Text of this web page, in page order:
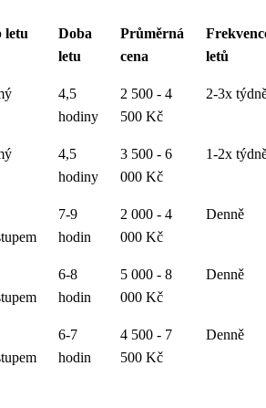
letu
Doba
letu
Průměrná
cena
letů
4,5
hodiny
2 500 - 4
500 Kč
2-3x
4,5
hodiny
3 500 - 6
000 Kč
1-2x
7-9
hodin
2 000 - 4
000 Kč
Denně
6-8
hodin
5 000 - 8
000 Kč
Denně
6-7
hodin
4 500 - 7
500 Kč
Denně